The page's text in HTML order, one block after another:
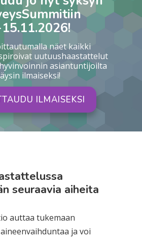
näet kaikki
uutuushaastattelut
asiantuntijoilta
ilmaiseksi!
ILMAISEKSI
seuraavia aiheita
auttaa tukemaan
ja voi